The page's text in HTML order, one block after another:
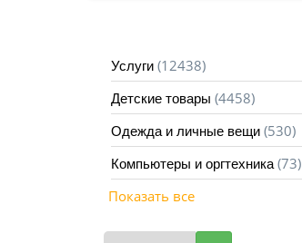
объявления
Услуги (12438)
Детские товары (4458)
Одежда и личные вещи (530)
Компьютеры и оргтехника (73)
Показать все